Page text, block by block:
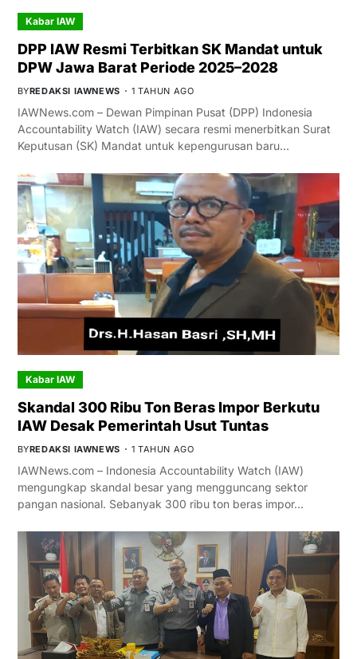
Kabar IAW
DPP IAW Resmi Terbitkan SK Mandat untuk
DPW Jawa Barat Periode 2025–2028
BYREDAKSI IAWNEWS 1 TAHUN AGO
IAWNews.com – Dewan Pimpinan Pusat (DPP) Indonesia
Accountability Watch (IAW) secara resmi menerbitkan Surat
Keputusan (SK) Mandat untuk kepengurusan baru…
Kabar IAW
Skandal 300 Ribu Ton Beras Impor Berkutu
IAW Desak Pemerintah Usut Tuntas
BYREDAKSI IAWNEWS 1 TAHUN AGO
IAWNews.com – Indonesia Accountability Watch (IAW)
mengungkap skandal besar yang mengguncang sektor
pangan nasional. Sebanyak 300 ribu ton beras impor…